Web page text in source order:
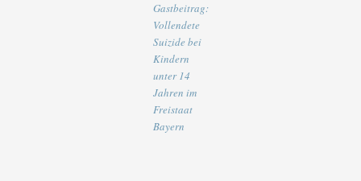
Gastbeitrag:
Vollendete
Suizide bei
Kindern
unter 14
Jahren im
Freistaat
Bayern